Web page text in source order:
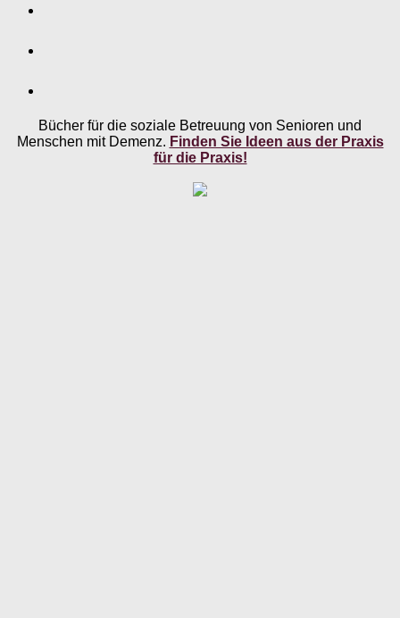
Bücher für die soziale Betreuung von Senioren und
Menschen mit Demenz. Finden Sie Ideen aus der Praxis
für die Praxis!